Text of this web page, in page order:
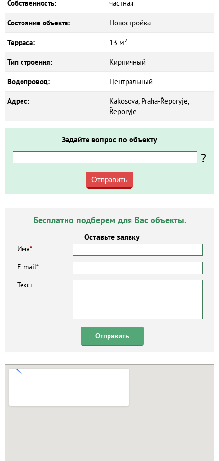
Собственность: частная
Состояние объекта: Новостройка
Терраса: 13 м²
Тип строения: Кирпичный
Водопровод: Центральный
Адрес:
Kakosova, Praha-Řeporyje,
Řeporyje
Задайте вопрос по объекту
?
Отправить
Бесплатно подберем для Вас объекты.
Оставьте заявку
Имя*
E-mail*
Текст
Отправить